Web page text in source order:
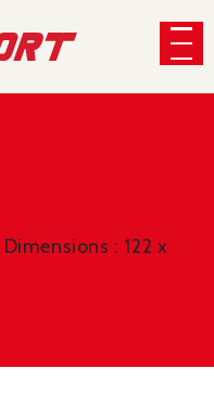
: 122 x